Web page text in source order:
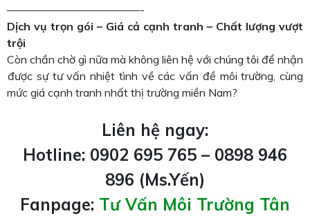
————————————-
Dịch vụ trọn gói – Giá cả cạnh tranh – Chất lượng vượt
trội
Còn chần chờ gì nữa mà không liên hệ với chúng tôi để nhận
được sự tư vấn nhiệt tình về các vấn đề môi trường, cùng
mức giá cạnh tranh nhất thị trường miền Nam?
Liên hệ ngay:
Hotline: 0902 695 765 – 0898 946
896 (Ms.Yến)
Fanpage: Tư Vấn Môi Trường Tân